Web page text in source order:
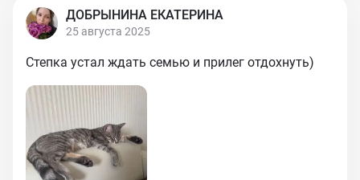
ДОБРЫНИНА ЕКАТЕРИНА
25 августа 2025
Степка устал ждать семью и прилег отдохнуть)